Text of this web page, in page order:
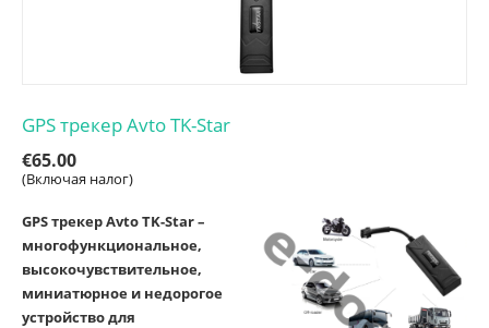
GPS трекер Avto TK-Star
€65.00
(Включая налог)
GPS трекер Avto TK-Star –
многофункциональное,
высокочувствительное,
миниатюрное и недорогое
устройство для